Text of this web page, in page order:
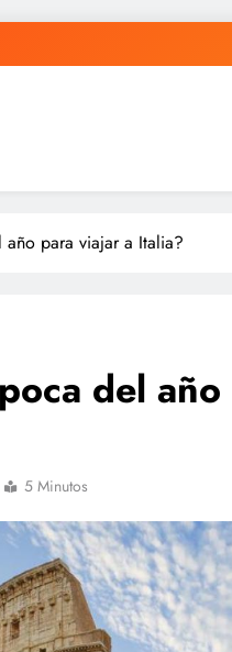
para viajar a Italia?
del
5 Minutos